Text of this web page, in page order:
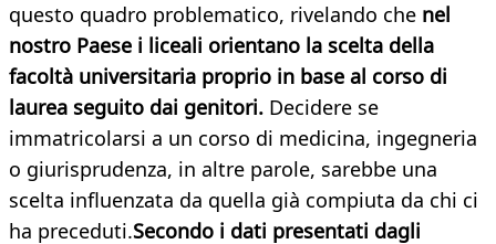
questo quadro problematico, rivelando che nel
nostro Paese i liceali orientano la scelta della
facoltà universitaria proprio in base al corso di
laurea seguito dai genitori. Decidere se
immatricolarsi a un corso di medicina, ingegneria
o giurisprudenza, in altre parole, sarebbe una
scelta influenzata da quella già compiuta da chi ci
ha preceduti.Secondo i dati presentati dagli